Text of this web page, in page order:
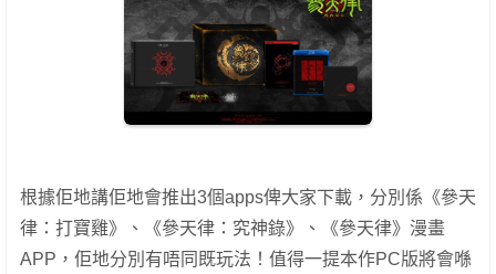
根據佢地講佢地會推出3個apps俾大家下載，分別係《參天
律：打寶雞》、《參天律：究神錄》、《參天律》漫畫
APP，佢地分別有唔同既玩法！值得一提本作PC版將會喺